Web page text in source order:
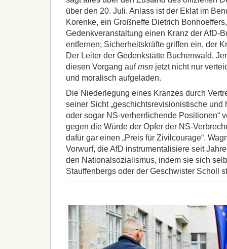
über den 20. Juli. Anlass ist der Eklat im
Korenke, ein Großneffe Dietrich
Gedenkveranstaltung einen Kranz der AfD-
entfernen; Sicherheitskräfte griffen ein, der
Der Leiter der Gedenkstätte Buchenwald,
diesen Vorgang aufmsn jetzt nicht nur
und moralisch aufgeladen.
Die Niederlegung eines Kranzes durch
seiner Sicht „geschichtsrevisionistische
oder sogar NS-verherrlichende Positionen“
gegen die Würde der Opfer der NS-
dafür gar einen „Preis für Zivilcourage“.
Vorwurf, die AfD instrumentalisiere seit
den Nationalsozialismus, indem sie sich
Stauffenbergs oder der Geschwister Scholl